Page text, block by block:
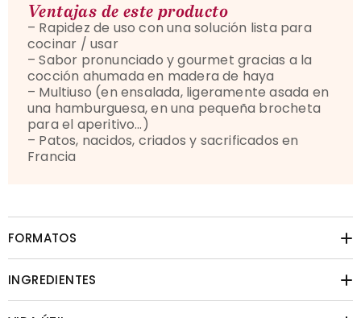
Ventajas de este producto
– Rapidez de uso con una solución lista para
cocinar / usar
– Sabor pronunciado y gourmet gracias a la
cocción ahumada en madera de haya
– Multiuso (en ensalada, ligeramente asada en
una hamburguesa, en una pequeña brocheta
para el aperitivo…)
– Patos, nacidos, criados y sacrificados en
Francia
FORMATOS
INGREDIENTES